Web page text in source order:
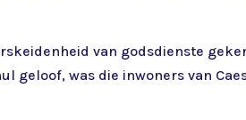
van godsdienste
geloof, was die inwoners van